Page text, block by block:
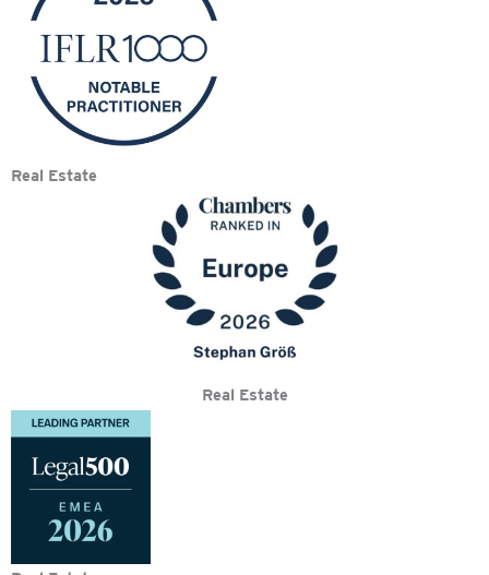
Real Estate
Real Estate